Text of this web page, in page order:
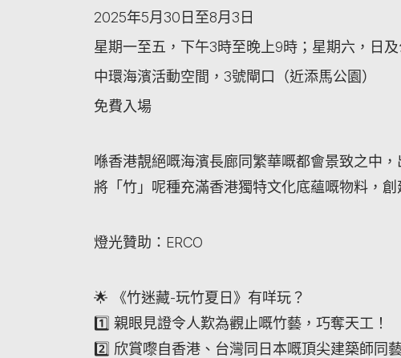
2025年5月30日至8月3日
星期一至五，下午3時至晚上9時；星期六，日
中環海濱活動空間，3號閘口（近添馬公園）
免費入場
喺香港靚絕嘅海濱長廊同繁華嘅都會景致之中
將「竹」呢種充滿香港獨特文化底蘊嘅物料，
燈光贊助：ERCO
🌟 《竹迷藏-玩竹夏日》有咩玩？
1️⃣ 親眼見證令人歎為觀止嘅竹藝，巧奪天工！
2️⃣ 欣賞嚟自香港、台灣同日本嘅頂尖建築師同